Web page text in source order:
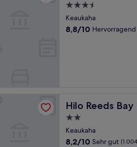
3.5-
Sterne-
Unterkunft
Keaukaha
8.8
8,8/10 Hervorragend
Hilo Reeds
Hilo Reeds Bay
2.0-
Sterne-
Unterkunft
Keaukaha
8.2
8,2/10 Sehr gut